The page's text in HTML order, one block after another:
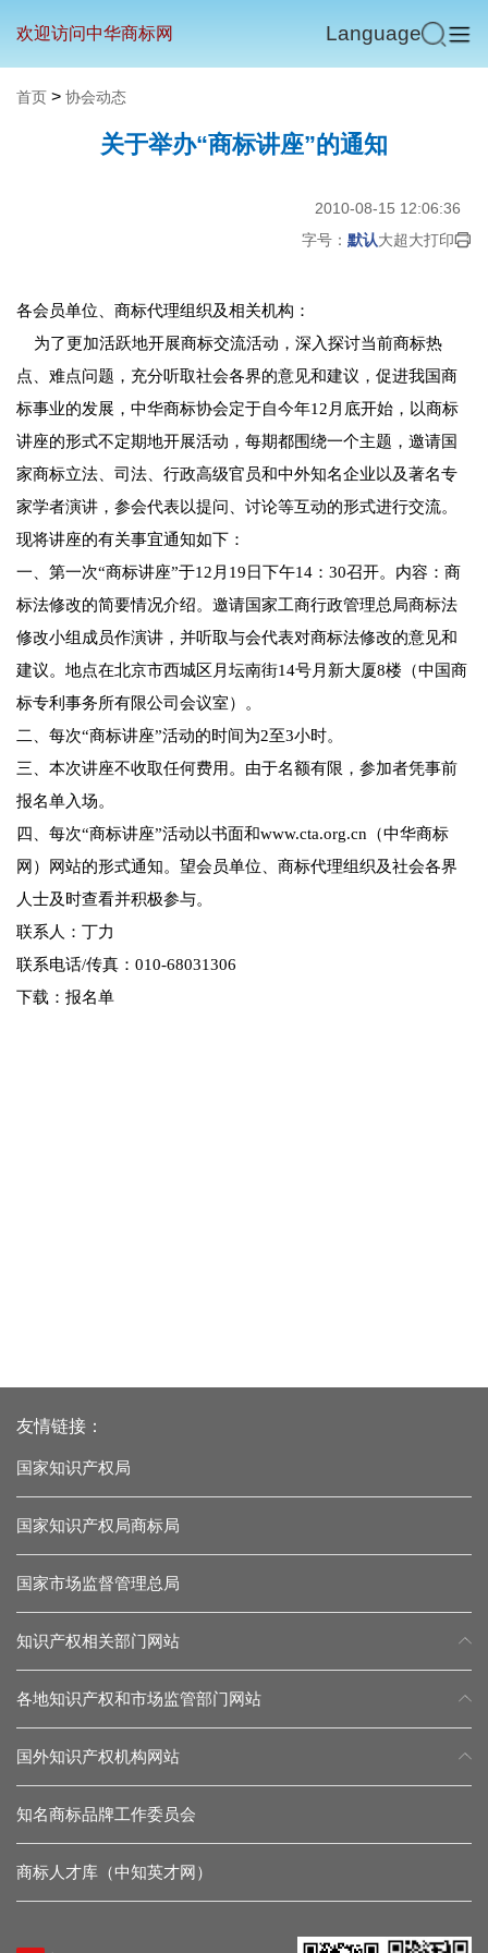
欢迎访问中华商标网 Language
首页 > 协会动态
关于举办“商标讲座”的通知
2010-08-15 12:06:36
字号： 默认大超大打印
各会员单位、商标代理组织及相关机构：
为了更加活跃地开展商标交流活动，深入探讨当前商标热
点、难点问题，充分听取社会各界的意见和建议，促进我国商
标事业的发展，中华商标协会定于自今年12月底开始，以商标
讲座的形式不定期地开展活动，每期都围绕一个主题，邀请国
家商标立法、司法、行政高级官员和中外知名企业以及著名专
家学者演讲，参会代表以提问、讨论等互动的形式进行交流。
现将讲座的有关事宜通知如下：
一、第一次“商标讲座”于12月19日下午14：30召开。内容：商
标法修改的简要情况介绍。邀请国家工商行政管理总局商标法
修改小组成员作演讲，并听取与会代表对商标法修改的意见和
建议。地点在北京市西城区月坛南街14号月新大厦8楼（中国商
标专利事务所有限公司会议室）。
二、每次“商标讲座”活动的时间为2至3小时。
三、本次讲座不收取任何费用。由于名额有限，参加者凭事前
报名单入场。
四、每次“商标讲座”活动以书面和www.cta.org.cn （中华商标
网）网站的形式通知。望会员单位、商标代理组织及社会各界
人士及时查看并积极参与。
联系人：丁力
联系电话/传真：010-68031306
下载：报名单
友情链接：
国家知识产权局
国家知识产权局商标局
国家市场监督管理总局
知识产权相关部门网站
各地知识产权和市场监管部门网站
国外知识产权机构网站
知名商标品牌工作委员会
商标人才库（中知英才网）